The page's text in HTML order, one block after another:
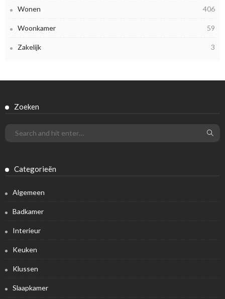
Wonen 406
Woonkamer 59
Zakelijk 3
Zoeken
Categorieën
Algemeen
Badkamer
Interieur
Keuken
Klussen
Slaapkamer